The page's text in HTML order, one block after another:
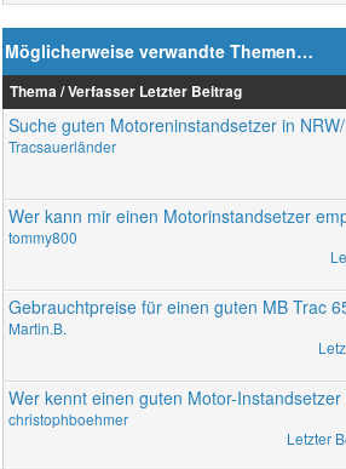
Möglicherweise verwandte Themen…
Thema / Verfasser Letzter Beitrag
Suche guten Motoreninstandsetzer in
Tracsauerländer
Wer kann mir einen Motorinstandsetzer
tommy800
Gebrauchtpreise für einen guten MB Trac
Martin.B.
Wer kennt einen guten Motor-Instandsetzer
christophboehmer
Letzter